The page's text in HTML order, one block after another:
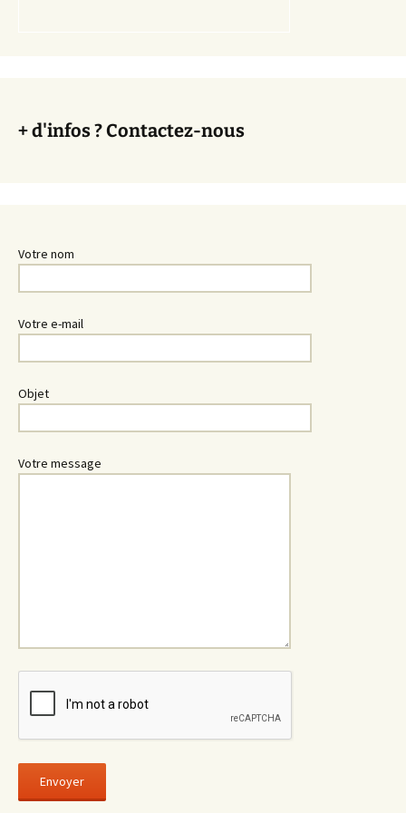
+ d'infos ? Contactez-nous
Votre nom
Votre e-mail
Objet
Votre message